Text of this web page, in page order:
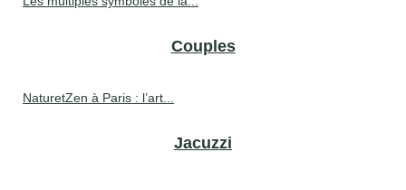
Couples
NaturetZen à Paris : l’art...
Jacuzzi